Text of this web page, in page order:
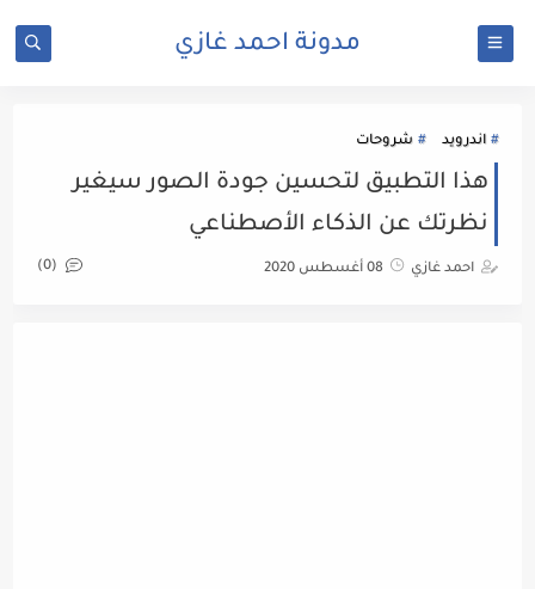
مدونة احمد غازي
اندرويد شروحات
هذا التطبيق لتحسين جودة الصور سيغير
نظرتك عن الذكاء الأصطناعي
احمد غازي 08 أغسطس 2020 (0)